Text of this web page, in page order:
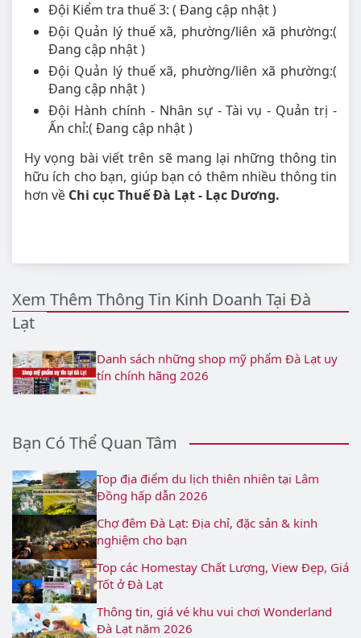
Đội Kiểm tra thuế 3: ( Đang cập nhật )
Đội Quản lý thuế xã, phường/liên xã phường:(
Đang cập nhật )
Đội Quản lý thuế xã, phường/liên xã phường:(
Đang cập nhật )
Đội Hành chính - Nhân sự - Tài vụ - Quản trị -
Ấn chỉ:( Đang cập nhật )
Hy vọng bài viết trên sẽ mang lại những thông tin
hữu ích cho bạn, giúp bạn có thêm nhiều thông tin
hơn về Chi cục Thuế Đà Lạt - Lạc Dương.
Xem Thêm Thông Tin Kinh Doanh Tại Đà
Lạt
Danh sách những shop mỹ phẩm Đà Lạt uy
tín chính hãng 2026
Bạn Có Thể Quan Tâm
Top địa điểm du lịch thiên nhiên tại Lâm
Đồng hấp dẫn 2026
Chợ đêm Đà Lạt: Địa chỉ, đặc sản & kinh
nghiệm cho bạn
Top các Homestay Chất Lượng, View Đẹp, Giá
Tốt ở Đà Lạt
Thông tin, giá vé khu vui chơi Wonderland
Đà Lạt năm 2026